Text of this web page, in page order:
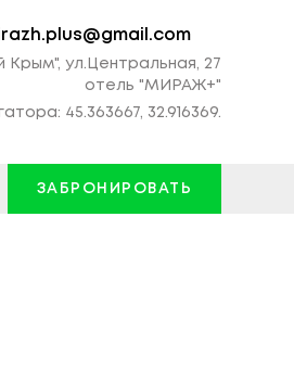
ул.Центральная, 27
отель "МИРАЖ+"
45.363667, 32.916369.
ЗАБРОНИРОВАТЬ